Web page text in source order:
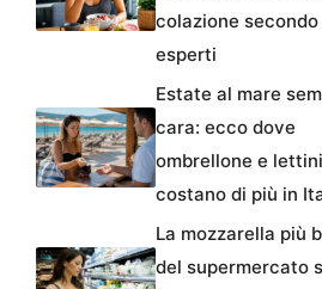
colazione secondo
esperti
Estate al mare
cara: ecco dove
ombrellone e lettini
costano di più in
La mozzarella più
del supermercato